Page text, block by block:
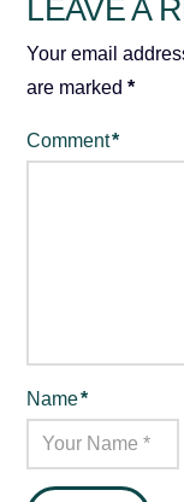
LEAVE A
Your email
are marked*
Comment*
Name*